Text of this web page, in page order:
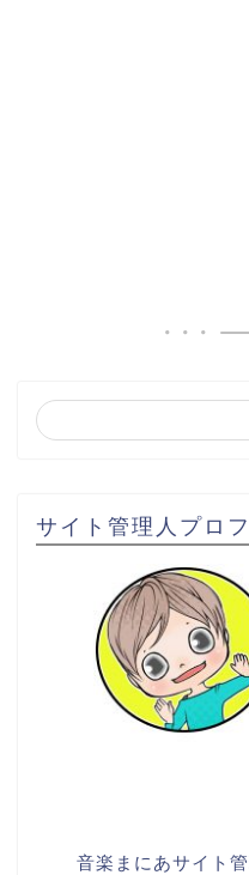
サイト管理人プロ
音楽まにあサイト